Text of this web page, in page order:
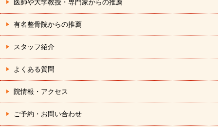
医師や大学教授・専門家からの推薦
有名整骨院からの推薦
スタッフ紹介
よくある質問
院情報・アクセス
ご予約・お問い合わせ